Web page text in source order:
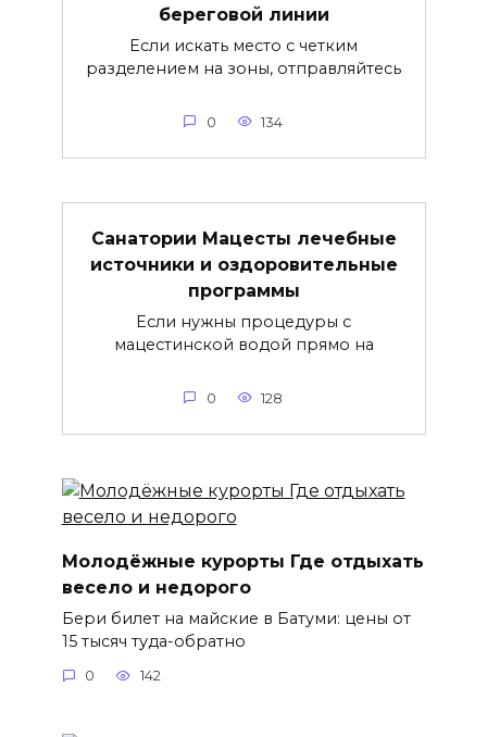
береговой линии
Если искать место с четким
разделением на зоны, отправляйтесь
0 134
Санатории Мацесты лечебные
источники и оздоровительные
программы
Если нужны процедуры с
мацестинской водой прямо на
0 128
Молодёжные курорты Где отдыхать
весело и недорого
Бери билет на майские в Батуми: цены от
15 тысяч туда-обратно
0 142